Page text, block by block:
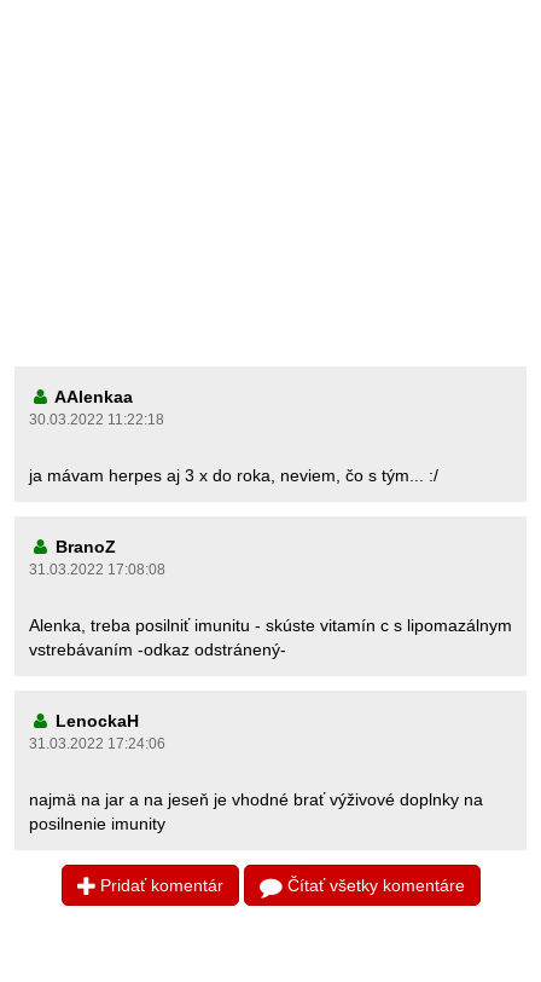
AAlenkaa
30.03.2022 11:22:18
ja mávam herpes aj 3 x do roka, neviem, čo s tým... :/
BranoZ
31.03.2022 17:08:08
Alenka, treba posilniť imunitu - skúste vitamín c s lipomazálnym
vstrebávaním -odkaz odstránený-
LenockaH
31.03.2022 17:24:06
najmä na jar a na jeseň je vhodné brať výživové doplnky na
posilnenie imunity
Pridať komentár Čítať všetky komentáre